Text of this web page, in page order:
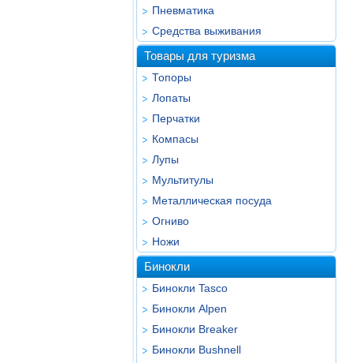
Пневматика
Средства выживания
Товары для туризма
Топоры
Лопаты
Перчатки
Компасы
Лупы
Мультитулы
Металлическая посуда
Огниво
Ножи
Бинокли
Бинокли Tasco
Бинокли Alpen
Бинокли Breaker
Бинокли Bushnell